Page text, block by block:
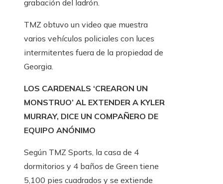
grabación del ladrón.
TMZ obtuvo un video que muestra
varios vehículos policiales con luces
intermitentes fuera de la propiedad de
Georgia.
LOS CARDENALS ‘CREARON UN
MONSTRUO’ AL EXTENDER A KYLER
MURRAY, DICE UN COMPAÑERO DE
EQUIPO ANÓNIMO
Según TMZ Sports, la casa de 4
dormitorios y 4 baños de Green tiene
5,100 pies cuadrados y se extiende